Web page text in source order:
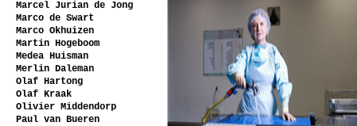
Marcel Jurian de Jong
Marco de Swart
Marco Okhuizen
Martin Hogeboom
Medea Huisman
Merlin Daleman
Olaf Hartong
Olaf Kraak
Olivier Middendorp
Paul van Bueren